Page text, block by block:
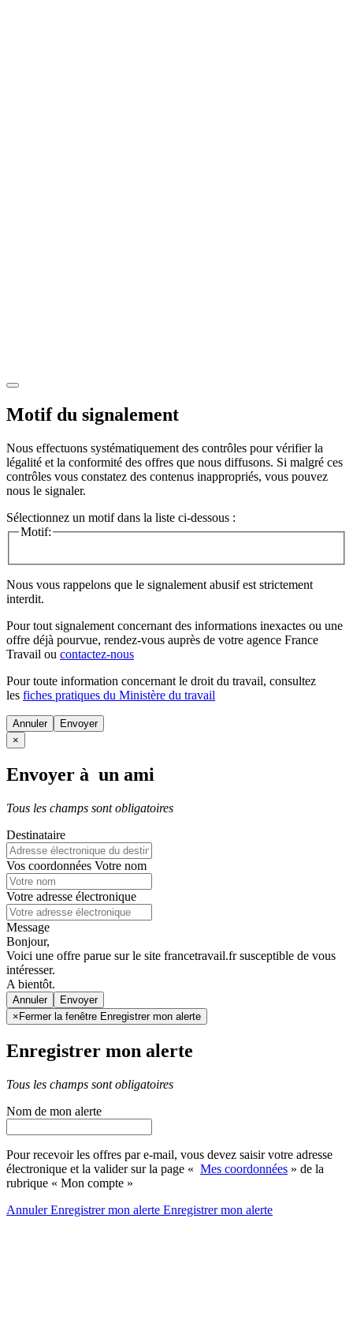
Motif du signalement
Nous effectuons systématiquement des contrôles pour vérifier la
légalité et la conformité des offres que nous diffusons. Si malgré ces
contrôles vous constatez des contenus inappropriés, vous pouvez
nous le signaler.
Sélectionnez un motif dans la liste ci-dessous :
Motif:
Nous vous rappelons que le signalement abusif est strictement
interdit.
Pour tout signalement concernant des informations inexactes ou une
offre déjà pourvue, rendez-vous auprès de votre agence France
Travail ou contactez-nous
Pour toute information concernant le droit du travail, consultez
les fiches pratiques du Ministère du travail
Annuler
×
Envoyer à un ami
Tous les champs sont obligatoires
Destinataire
Vos coordonnées Votre nom
Votre adresse électronique
Message
Bonjour,
Voici une offre parue sur le site francetravail.fr susceptible de vous
intéresser.
A bientôt.
Annuler
× Fermer la fenêtre Enregistrer mon alerte
Enregistrer mon alerte
Tous les champs sont obligatoires
Nom de mon alerte
Pour recevoir les offres par e-mail, vous devez saisir votre adresse
électronique et la valider sur la page « Mes coordonnées » de la
rubrique « Mon compte »
AnnulerEnregistrer mon alerte Enregistrermon alerte